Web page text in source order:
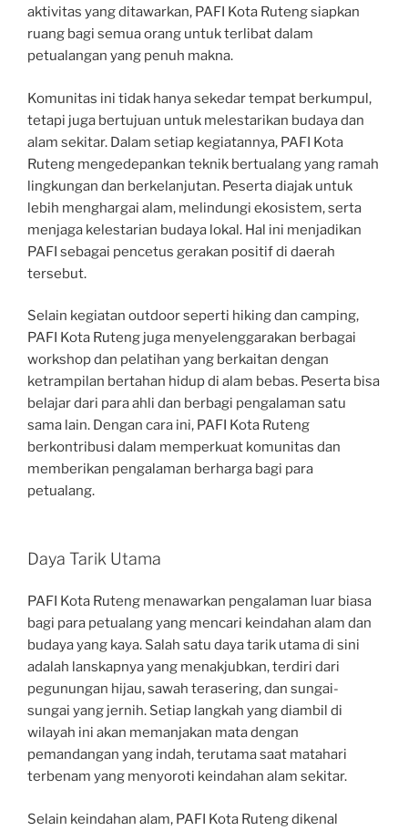
aktivitas yang ditawarkan, PAFI Kota Ruteng siapkan
ruang bagi semua orang untuk terlibat dalam
petualangan yang penuh makna.
Komunitas ini tidak hanya sekedar tempat berkumpul,
tetapi juga bertujuan untuk melestarikan budaya dan
alam sekitar. Dalam setiap kegiatannya, PAFI Kota
Ruteng mengedepankan teknik bertualang yang ramah
lingkungan dan berkelanjutan. Peserta diajak untuk
lebih menghargai alam, melindungi ekosistem, serta
menjaga kelestarian budaya lokal. Hal ini menjadikan
PAFI sebagai pencetus gerakan positif di daerah
tersebut.
Selain kegiatan outdoor seperti hiking dan camping,
PAFI Kota Ruteng juga menyelenggarakan berbagai
workshop dan pelatihan yang berkaitan dengan
ketrampilan bertahan hidup di alam bebas. Peserta bisa
belajar dari para ahli dan berbagi pengalaman satu
sama lain. Dengan cara ini, PAFI Kota Ruteng
berkontribusi dalam memperkuat komunitas dan
memberikan pengalaman berharga bagi para
petualang.
Daya Tarik Utama
PAFI Kota Ruteng menawarkan pengalaman luar biasa
bagi para petualang yang mencari keindahan alam dan
budaya yang kaya. Salah satu daya tarik utama di sini
adalah lanskapnya yang menakjubkan, terdiri dari
pegunungan hijau, sawah terasering, dan sungai-
sungai yang jernih. Setiap langkah yang diambil di
wilayah ini akan memanjakan mata dengan
pemandangan yang indah, terutama saat matahari
terbenam yang menyoroti keindahan alam sekitar.
Selain keindahan alam, PAFI Kota Ruteng dikenal